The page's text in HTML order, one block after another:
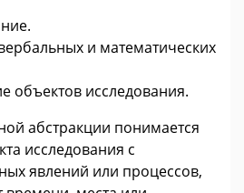
и математических
объектов исследования.
абстракции понимается
исследования с
явлений или процессов,